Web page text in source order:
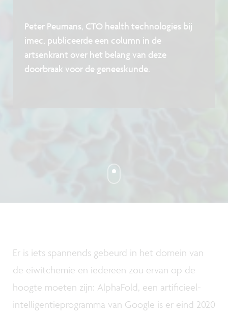
Peter Peumans, CTO health technologies bij
imec, publiceerde een column in de
artsenkrant over het belang van deze
doorbraak voor de geneeskunde.
Er is iets spannends gebeurd in het domein van
de eiwitchemie en iedereen zou ervan op de
hoogte moeten zijn: AlphaFold, een artificieel-
intelligentieprogramma van Google is er eind 2020